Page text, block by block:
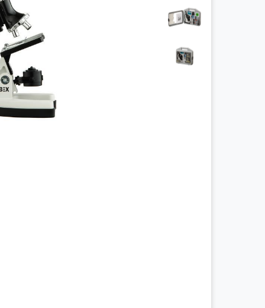
چراغ پیشانی
چراغ معاینه
سالپنژوگراف
فتال مانیتورینگ
شریان بند
چراغ قوه پزشکی